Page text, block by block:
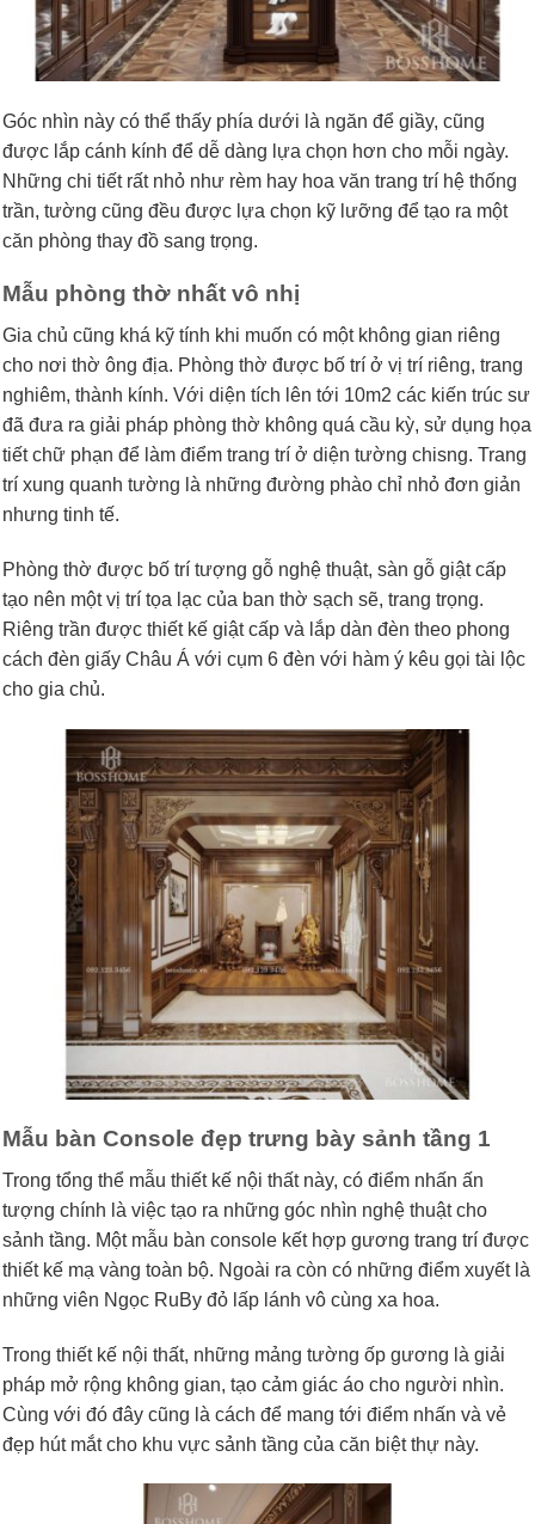
Góc nhìn này có thể thấy phía dưới là ngăn để giầy, cũng
được lắp cánh kính để dễ dàng lựa chọn hơn cho mỗi ngày.
Những chi tiết rất nhỏ như rèm hay hoa văn trang trí hệ thống
trần, tường cũng đều được lựa chọn kỹ lưỡng để tạo ra một
căn phòng thay đồ sang trọng.
Mẫu phòng thờ nhất vô nhị
Gia chủ cũng khá kỹ tính khi muốn có một không gian riêng
cho nơi thờ ông địa. Phòng thờ được bố trí ở vị trí riêng, trang
nghiêm, thành kính. Với diện tích lên tới 10m2 các kiến trúc sư
đã đưa ra giải pháp phòng thờ không quá cầu kỳ, sử dụng họa
tiết chữ phạn để làm điểm trang trí ở diện tường chisng. Trang
trí xung quanh tường là những đường phào chỉ nhỏ đơn giản
nhưng tinh tế.
Phòng thờ được bố trí tượng gỗ nghệ thuật, sàn gỗ giật cấp
tạo nên một vị trí tọa lạc của ban thờ sạch sẽ, trang trọng.
Riêng trần được thiết kế giật cấp và lắp dàn đèn theo phong
cách đèn giấy Châu Á với cụm 6 đèn với hàm ý kêu gọi tài lộc
cho gia chủ.
Mẫu bàn Console đẹp trưng bày sảnh tầng 1
Trong tổng thể mẫu thiết kế nội thất này, có điểm nhấn ấn
tượng chính là việc tạo ra những góc nhìn nghệ thuật cho
sảnh tầng. Một mẫu bàn console kết hợp gương trang trí được
thiết kế mạ vàng toàn bộ. Ngoài ra còn có những điểm xuyết là
những viên Ngọc RuBy đỏ lấp lánh vô cùng xa hoa.
Trong thiết kế nội thất, những mảng tường ốp gương là giải
pháp mở rộng không gian, tạo cảm giác áo cho người nhìn.
Cùng với đó đây cũng là cách để mang tới điểm nhấn và vẻ
đẹp hút mắt cho khu vực sảnh tầng của căn biệt thự này.